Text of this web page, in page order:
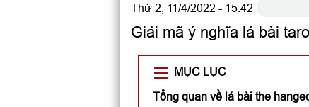
Thứ 2, 11/4/2022 - 15:42
Giải mã ý nghĩa lá bài
MỤC LỤC
Tổng quan về lá bài the